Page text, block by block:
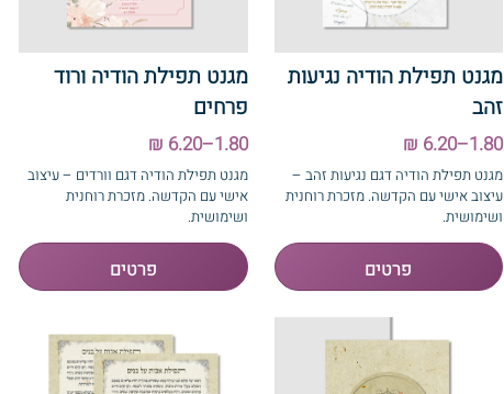
מגנט תפילת הודיה נגיעות
זהב
1.80–6.20 ₪
מגנט תפילת הודיה דגם נגיעות זהב –
עיצוב אישי עם הקדשה. מזכרת רוחנית
ושימושית.
מגנט תפילת הודיה ורוד
פרחים
1.80–6.20 ₪
מגנט תפילת הודיה דגם וורדים – עיצוב
אישי עם הקדשה. מזכרת רוחנית
ושימושית.